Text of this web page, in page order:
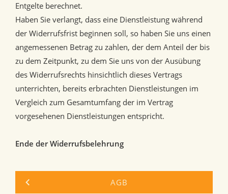
Entgelte berechnet.
Haben Sie verlangt, dass eine Dienstleistung während
der Widerrufsfrist beginnen soll, so haben Sie uns einen
angemessenen Betrag zu zahlen, der dem Anteil der bis
zu dem Zeitpunkt, zu dem Sie uns von der Ausübung
des Widerrufsrechts hinsichtlich dieses Vertrags
unterrichten, bereits erbrachten Dienstleistungen im
Vergleich zum Gesamtumfang der im Vertrag
vorgesehenen Dienstleistungen entspricht.
Ende der Widerrufsbelehrung
AGB